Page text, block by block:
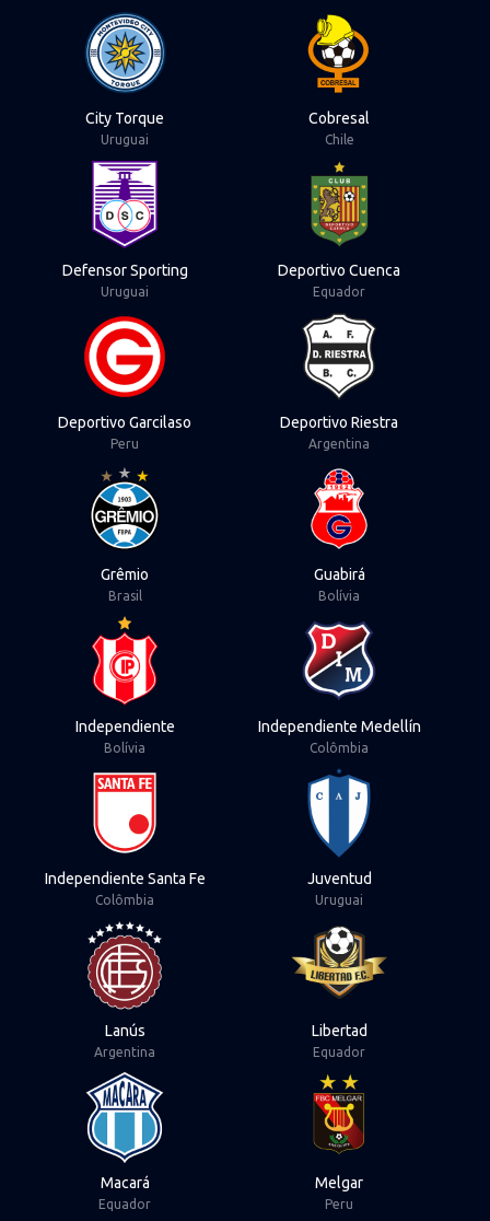
View City Torque
City Torque
Uruguai
Cobresal
Chile
View Defensor Sporting
Defensor Sporting
Uruguai
View Deportivo
Deportivo Cuenca
Equador
View Deportivo Garcilaso
Deportivo Garcilaso
Peru
View Deportivo
Deportivo Riestra
Argentina
View Grêmio
Grêmio
Brasil
View Guabirá
Guabirá
Bolívia
View Independiente
Independiente
Bolívia
View
Independiente Medellín
Colômbia
View Independiente Santa Fe
Independiente Santa Fe
Colômbia
View Juventud
Juventud
Uruguai
View Lanús
Lanús
Argentina
View Libertad
Libertad
Equador
View Macará
Macará
Equador
View Melgar
Melgar
Peru